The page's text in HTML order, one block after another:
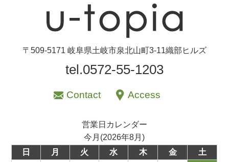
〒509-5171 岐阜県土岐市泉北山町3-11織部ヒルズ
tel.0572-55-1203
Contact Access
営業日カレンダー
今月(2026年8月)
日
月 火 水 木 金
土